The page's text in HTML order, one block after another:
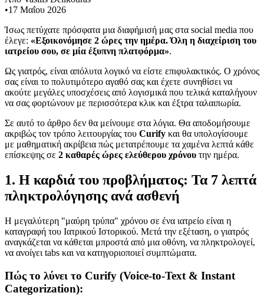
•17 Μαΐου 2026
Ίσως πετύχατε πρόσφατα μια διαφήμισή μας στα social media που
έλεγε: «Εξοικονόμησε 2 ώρες την ημέρα. Όλη η διαχείριση του
ιατρείου σου, σε μία έξυπνη πλατφόρμα».
Ως γιατρός, είναι απόλυτα λογικό να είστε επιφυλακτικός. Ο χρόνος
σας είναι το πολυτιμότερο αγαθό σας και έχετε συνηθίσει να
ακούτε μεγάλες υποσχέσεις από λογισμικά που τελικά καταλήγουν
να σας φορτώνουν με περισσότερα κλικ και έξτρα ταλαιπωρία.
Σε αυτό το άρθρο δεν θα μείνουμε στα λόγια. Θα αποδομήσουμε
ακριβώς τον τρόπο λειτουργίας του Curify και θα υπολογίσουμε
με μαθηματική ακρίβεια πώς μετατρέπουμε τα χαμένα λεπτά κάθε
επίσκεψης σε 2 καθαρές ώρες ελεύθερου χρόνου την ημέρα.
1. Η καρδιά του προβλήματος: Τα 7 λεπτά
πληκτρολόγησης ανά ασθενή
Η μεγαλύτερη "μαύρη τρύπα" χρόνου σε ένα ιατρείο είναι η
καταγραφή του Ιατρικού Ιστορικού. Μετά την εξέταση, ο γιατρός
αναγκάζεται να κάθεται μπροστά από μια οθόνη, να πληκτρολογεί,
να ανοίγει tabs και να κατηγοριοποιεί συμπτώματα.
Πώς το λύνει το Curify (Voice-to-Text & Instant
Categorization):